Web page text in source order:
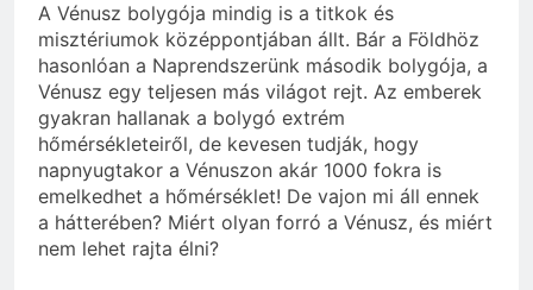
A Vénusz bolygója mindig is a titkok és
misztériumok középpontjában állt. Bár a Földhöz
hasonlóan a Naprendszerünk második bolygója, a
Vénusz egy teljesen más világot rejt. Az emberek
gyakran hallanak a bolygó extrém
hőmérsékleteiről, de kevesen tudják, hogy
napnyugtakor a Vénuszon akár 1000 fokra is
emelkedhet a hőmérséklet! De vajon mi áll ennek
a hátterében? Miért olyan forró a Vénusz, és miért
nem lehet rajta élni?